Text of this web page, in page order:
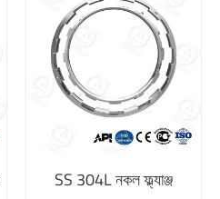
SS 304L নকল ফ্ল্যাঞ্জ